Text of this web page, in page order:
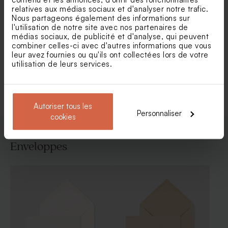
relatives aux médias sociaux et d'analyser notre trafic.
Nous partageons également des informations sur
l'utilisation de notre site avec nos partenaires de
médias sociaux, de publicité et d'analyse, qui peuvent
combiner celles-ci avec d'autres informations que vous
leur avez fournies ou qu'ils ont collectées lors de votre
utilisation de leurs services.
Autoriser tous les
cookies
Personnaliser
Carte de remerciement
mariage fleurs blanches sur
fond kraft
Carte remerciement
mariage thème champêtre
Voir toute la collection Carte
Enveloppes